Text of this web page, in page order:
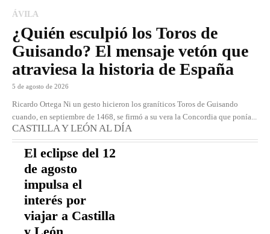
ÁVILA
¿Quién esculpió los Toros de
Guisando? El mensaje vetón que
atraviesa la historia de España
5 de agosto de 2026
Ricardo Ortega Ni un gesto hicieron los graníticos Toros de Guisando
cuando, en septiembre de 1468, se firmó a su vera la Concordia que ponía...
CASTILLA Y LEÓN AL DÍA
El eclipse del 12
de agosto
impulsa el
interés por
viajar a Castilla